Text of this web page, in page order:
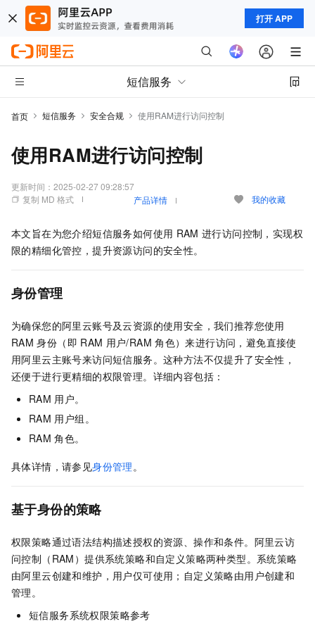
打开 APP
短信服务
首页 短信服务 安全合规 使用RAM进行访问控制
使用RAM进行访问控制
更新时间： 2025-02-27 09:28:57
复制 MD 格式
产品详情 我的收藏
本文旨在为您介绍短信服务如何使用 RAM 进行访问控制，实现权
限的精细化管控，提升资源访问的安全性。
身份管理
为确保您的阿里云账号及云资源的使用安全，我们推荐您使用
RAM 身份（即 RAM 用户/RAM 角色）来进行访问，避免直接使
用阿里云主账号来访问短信服务。这种方法不仅提升了安全性，
还便于进行更精细的权限管理。详细内容包括：
RAM 用户。
RAM 用户组。
RAM 角色。
具体详情，请参见身份管理。
基于身份的策略
权限策略通过语法结构描述授权的资源、操作和条件。阿里云访
问控制（RAM）提供系统策略和自定义策略两种类型。系统策略
由阿里云创建和维护，用户仅可使用；自定义策略由用户创建和
管理。
短信服务系统权限策略参考